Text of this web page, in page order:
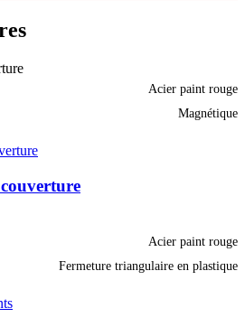
Acier paint rouge
Magnétique
Acier paint rouge
Fermeture triangulaire en plastique